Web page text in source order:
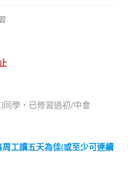
同學，已修習過初/中會
工讀五天為佳(或至少可連續